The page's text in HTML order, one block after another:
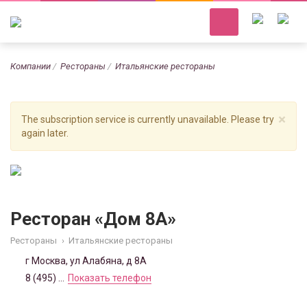
Компании Рестораны Итальянские рестораны
×
The subscription service is currently unavailable. Please try
again later.
Ресторан «Дом 8А»
Рестораны › Итальянские рестораны
г Москва, ул Алабяна, д 8А
8 (495) ...
Показать телефон